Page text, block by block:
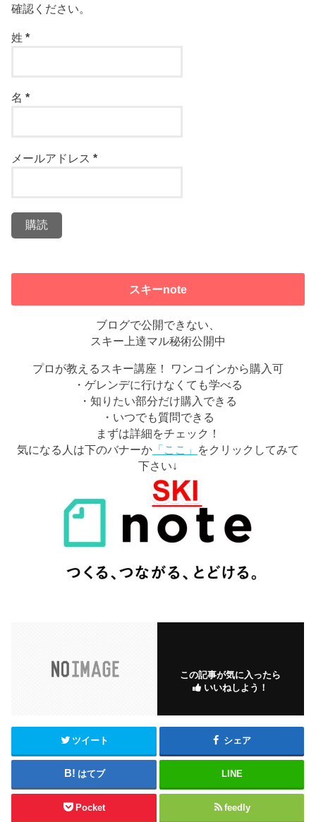
確認ください。
姓*
名*
メールアドレス*
スキーnote
ブログで公開できない、
スキー上達マル秘術公開中
プロが教えるスキー講座！ ワンコインから購入可
・ゲレンデに行けなくても学べる
・知りたい部分だけ購入できる
・いつでも質問できる
まずは詳細をチェック！
気になる人は下のバナーか 「ここ」
をクリックしてみて
下さい↓
この記事が気に入ったら
いいねしよう！
ツイート シェア
はてブ LINE
Pocket feedly